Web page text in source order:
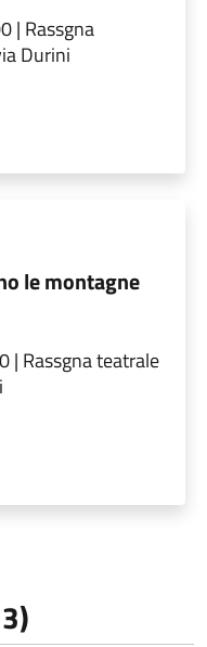
| Rassgna
Durini
le montagne
| Rassgna teatrale